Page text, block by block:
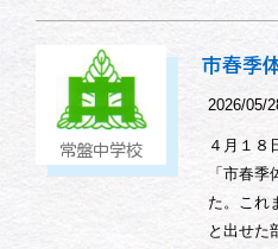
常盤中学校
市春季
2026/05/
４月１８
「市春
た。これ
と出せた